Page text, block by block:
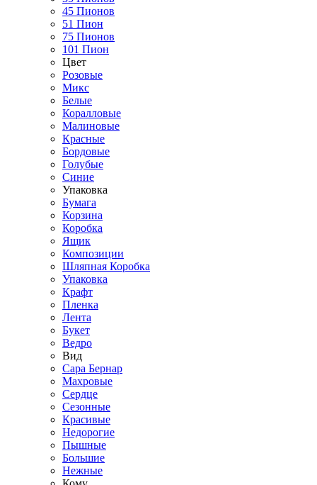
45 Пионов
51 Пион
75 Пионов
101 Пион
Цвет
Розовые
Микс
Белые
Коралловые
Малиновые
Красные
Бордовые
Голубые
Синие
Упаковка
Бумага
Корзина
Коробка
Ящик
Композиции
Шляпная Коробка
Упаковка
Крафт
Пленка
Лента
Букет
Ведро
Вид
Сара Бернар
Махровые
Сердце
Сезонные
Красивые
Недорогие
Пышные
Большие
Нежные